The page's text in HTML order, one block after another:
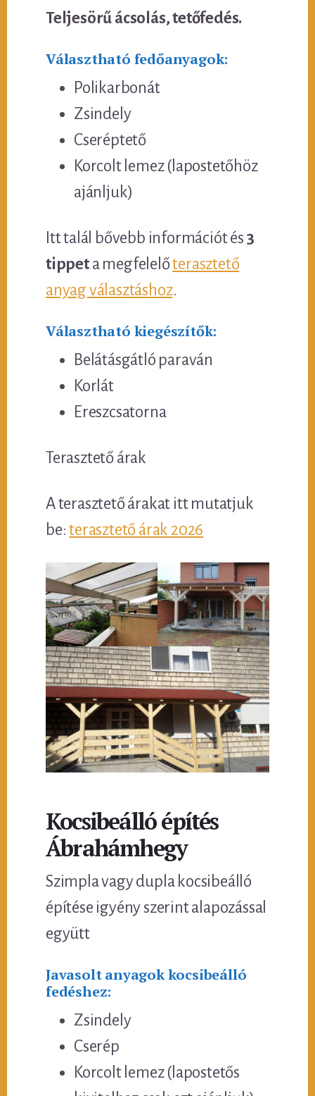
Teljesörű ácsolás, tetőfedés.
Választható fedőanyagok:
Polikarbonát
Zsindely
Cseréptető
Korcolt lemez (lapostetőhöz
ajánljuk)
Itt talál bővebb információt és 3
tippeta megfelelőterasztető
anyag választáshoz.
Választható kiegészítők:
Belátásgátló paraván
Korlát
Ereszcsatorna
Terasztető árak
A terasztető árakat itt mutatjuk
be:terasztető árak 2026
Kocsibeálló építés
Ábrahámhegy
Szimpla vagy dupla kocsibeálló
építése igyény szerint alapozással
együtt
Javasolt anyagok kocsibeálló
fedéshez:
Zsindely
Cserép
Korcolt lemez (lapostetős